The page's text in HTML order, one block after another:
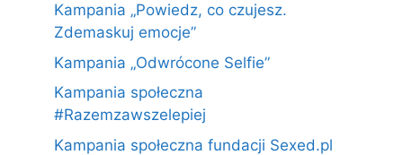
Kampania „Powiedz, co czujesz.
Zdemaskuj emocje”
Kampania „Odwrócone Selfie”
Kampania społeczna
#Razemzawszelepiej
Kampania społeczna fundacji Sexed.pl